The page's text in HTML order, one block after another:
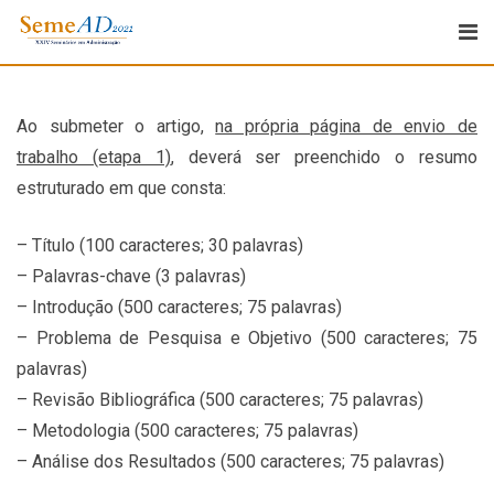
Ao submeter o artigo,na própria página de envio de
trabalho (etapa 1), deverá ser preenchido o resumo
estruturado em que consta:
– Título (100 caracteres; 30 palavras)
– Palavras-chave (3 palavras)
– Introdução (500 caracteres; 75 palavras)
– Problema de Pesquisa e Objetivo (500 caracteres; 75
palavras)
– Revisão Bibliográfica (500 caracteres; 75 palavras)
– Metodologia (500 caracteres; 75 palavras)
– Análise dos Resultados (500 caracteres; 75 palavras)